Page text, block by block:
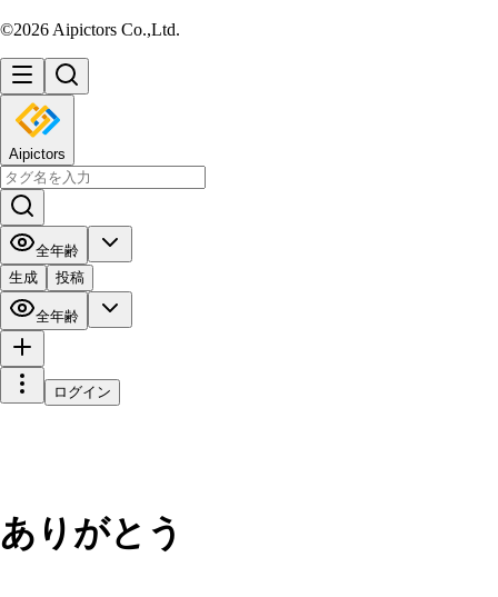
©2026 Aipictors Co.,Ltd.
Aipictors
全年齢
生成
投稿
全年齢
ログイン
ありがとう